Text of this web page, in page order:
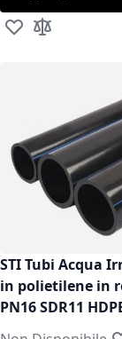
Aggiungi alla lista
Aggiungi al
STI Tubi Acqua
in polietilene in
PN16 SDR11